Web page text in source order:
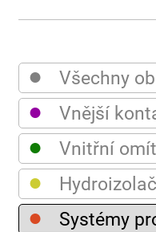
● Všechny
● Vnější
● Vnitřní
●
● Systémy